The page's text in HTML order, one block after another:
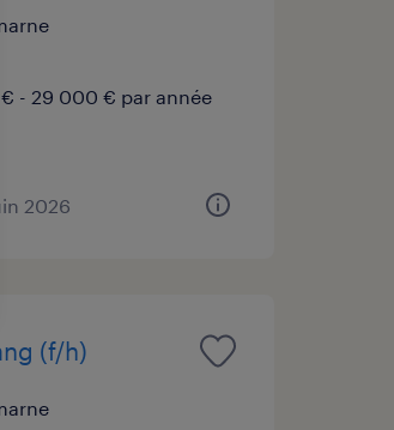
€ - 29 000 € par année
2026
(f/h)